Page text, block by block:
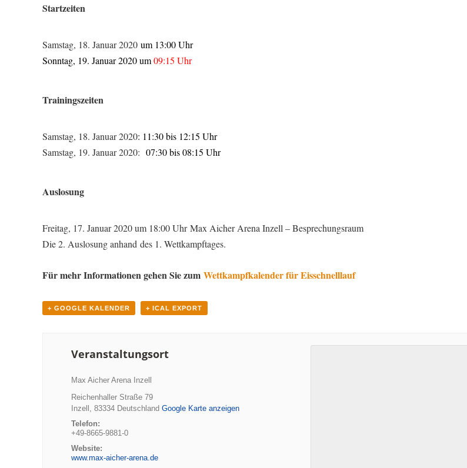
Startzeiten
Samstag, 18. Januar 2020 um 13:00 Uhr
Sonntag, 19. Januar 2020 um09:15 Uhr
Trainingszeiten
Samstag, 18. Januar 2020: 11:30 bis 12:15 Uhr
Samstag, 19. Januar 2020: 07:30 bis 08:15 Uhr
Auslosung
Freitag, 17. Januar 2020 um 18:00 Uhr Max Aicher Arena Inzell – Besprechungsraum
Die 2. Auslosung anhand des 1. Wettkampftages.
Für mehr Informationen gehen Sie zum Wettkampfkalender für Eisschnelllauf
+ GOOGLE KALENDER + ICAL EXPORT
Veranstaltungsort
Max Aicher Arena Inzell
Reichenhaller Straße 79
Inzell , 83334 Deutschland Google Karte anzeigen
Telefon:
+49-8665-9881-0
Website:
www.max-aicher-arena.de